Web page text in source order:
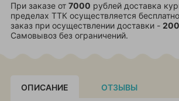
При заказе от 7000 рублей доставка
пределах ТТК осуществляется
заказ при осуществлении доставки -
Самовывоз без ограничений.
ОПИСАНИЕ ОТЗЫВЫ